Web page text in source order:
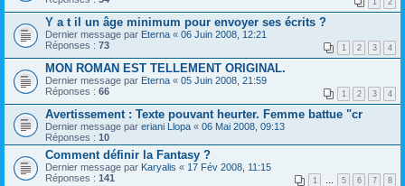
1 2
Y a t il un âge minimum pour envoyer ses écrits ?
Dernier message par Eterna « 06 Juin 2008, 12:21
Réponses : 73 1 2 3 4
MON ROMAN EST TELLEMENT ORIGINAL.
Dernier message par Eterna « 05 Juin 2008, 21:59
Réponses : 66 1 2 3 4
Avertissement : Texte pouvant heurter. Femme battue "cr
Dernier message par eriani Llopa « 06 Mai 2008, 09:13
Réponses : 10
Comment définir la Fantasy ?
Dernier message par Karyalis « 17 Fév 2008, 11:15
Réponses : 141 1 … 5 6 7 8